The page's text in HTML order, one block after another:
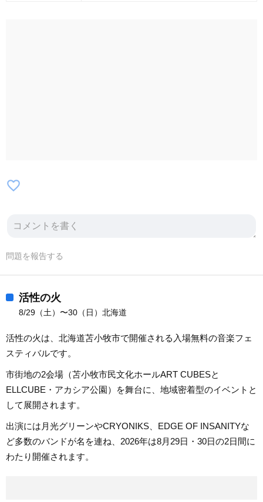
favorite_border
問題を報告する
活性の火
8/29（土）〜30（日）北海道
活性の火は、北海道苫小牧市で開催される入場無料の音楽フェ
スティバルです。
市街地の2会場（苫小牧市民文化ホールART CUBESと
ELLCUBE・アカシア公園）を舞台に、地域密着型のイベントと
して展開されます。
出演には月光グリーンやCRYONIKS、EDGE OF INSANITYな
ど多数のバンドが名を連ね、2026年は8月29日・30日の2日間に
わたり開催されます。